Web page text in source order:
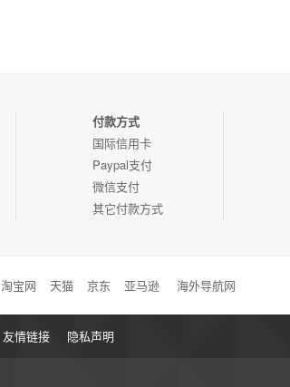
付款方式
国际信用卡
Paypal支付
微信支付
其它付款方式
淘宝网 天猫 京东 亚马逊 海外导航网
友情链接 隐私声明